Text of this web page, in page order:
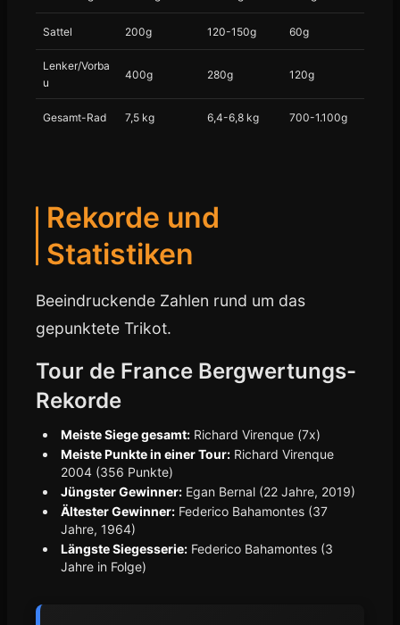
Sattel 200g 120-150g 60g
Lenker/Vorba
u
400g 280g 120g
Gesamt-Rad 7,5 kg 6,4-6,8 kg 700-1.100g
Rekorde und
Statistiken
Beeindruckende Zahlen rund um das
gepunktete Trikot.
Tour de France Bergwertungs-
Rekorde
Meiste Siege gesamt: Richard Virenque (7x)
Meiste Punkte in einer Tour: Richard Virenque
2004 (356 Punkte)
Jüngster Gewinner: Egan Bernal (22 Jahre, 2019)
Ältester Gewinner: Federico Bahamontes (37
Jahre, 1964)
Längste Siegesserie: Federico Bahamontes (3
Jahre in Folge)